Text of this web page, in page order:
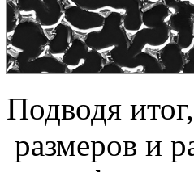
Подводя
размеров и